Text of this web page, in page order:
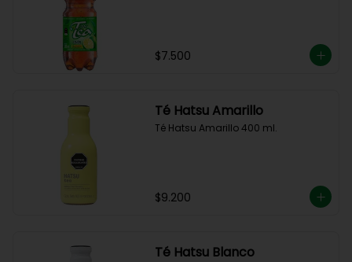
$7.500
Té Hatsu Amarillo
Té Hatsu Amarillo 400 ml.
$9.200
Té Hatsu Blanco